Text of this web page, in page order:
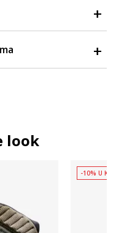
look
-10% U